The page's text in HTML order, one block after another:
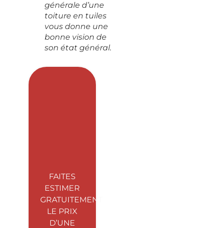
générale d’une
toiture en tuiles
vous donne une
bonne vision de
son état général.
FAITES
ESTIMER
GRATUITEMENT
LE PRIX
D’UNE